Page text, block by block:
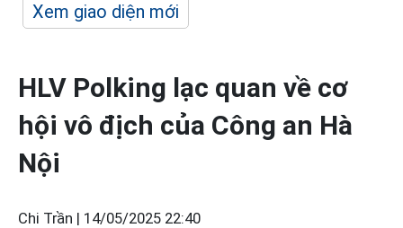
Xem giao diện mới
HLV Polking lạc quan về cơ
hội vô địch của Công an Hà
Nội
Chi Trần | 14/05/2025 22:40